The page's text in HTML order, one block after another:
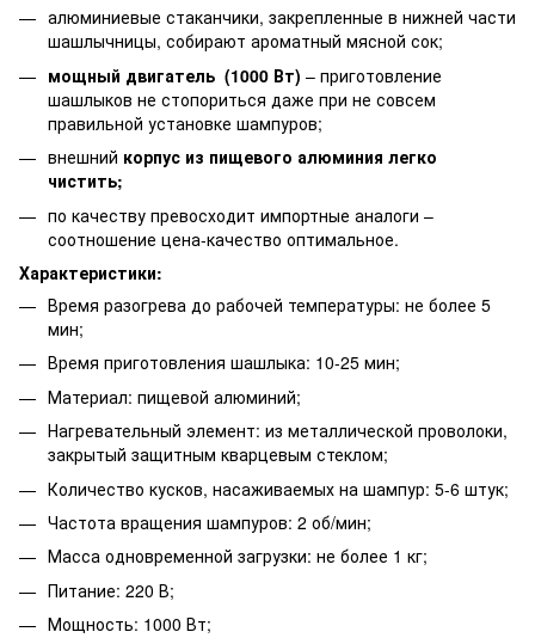
алюминиевые стаканчики, закрепленные в нижней части
шашлычницы, собирают ароматный мясной сок;
мощный двигатель (1000 Вт) – приготовление
шашлыков не стопориться даже при не совсем
правильной установке шампуров;
внешний корпус из пищевого алюминия легко
чистить;
по качеству превосходит импортные аналоги –
соотношение цена-качество оптимальное.
Характеристики:
Время разогрева до рабочей температуры: не более 5
мин;
Время приготовления шашлыка: 10-25 мин;
Материал: пищевой алюминий;
Нагревательный элемент: из металлической проволоки,
закрытый защитным кварцевым стеклом;
Количество кусков, насаживаемых на шампур: 5-6 штук;
Частота вращения шампуров: 2 об/мин;
Масса одновременной загрузки: не более 1 кг;
Питание: 220 В;
Мощность: 1000 Вт;